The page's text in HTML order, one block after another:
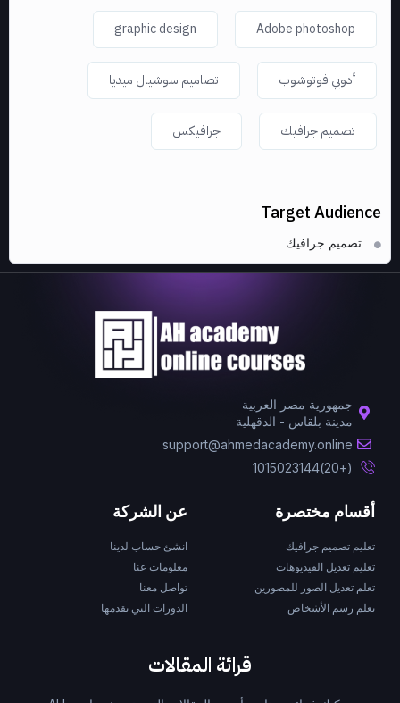
Adobe photoshop
graphic design
أدوبي فوتوشوب تصاميم سوشيال ميديا
تصميم جرافيك جرافيكس
Target Audience
تصميم جرافيك
جمهورية مصر العربية
مدينة بلقاس - الدقهلية
support@ahmedacademy.online
(+20)1015023144
أقسام مختصرة
تعليم تصميم جرافيك
تعليم تعديل الفيديوهات
تعلم تعديل الصور للمصورين
تعلم رسم الأشخاص
عن الشركة
انشئ حساب لدينا
معلومات عنا
تواصل معنا
الدورات التي نقدمها
قرائة المقالات